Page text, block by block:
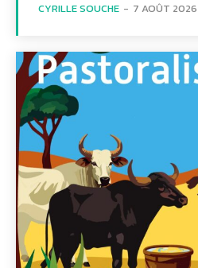
CYRILLE SOUCHE - 7 AOÛT 2026